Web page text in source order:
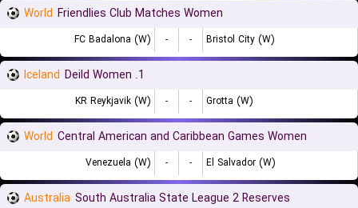
World Friendlies Club Matches Women
FC Badalona (W) - - Bristol City (W)
Iceland 1. Deild Women
KR Reykjavik (W) - - Grotta (W)
World Central American and Caribbean Games Women
Venezuela (W) - - El Salvador (W)
Australia South Australia State League 2 Reserves